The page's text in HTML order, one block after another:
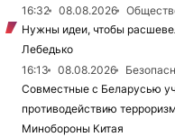
16:32
08.08.2026
Нужны идеи, чтобы
Лебедько
16:13
08.08.2026
Совместные с Беларусью
противодействию
Минобороны Китая